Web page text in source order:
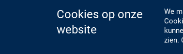
Cookies op onze
website
We
zien.